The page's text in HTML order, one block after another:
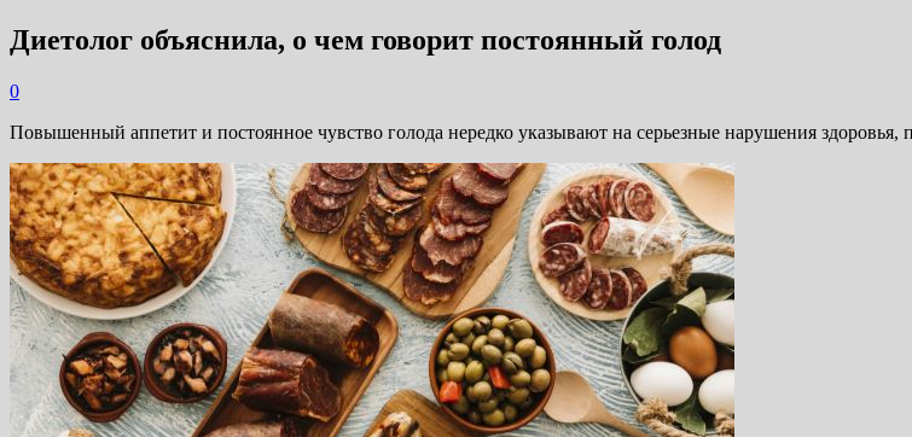
Диетолог объяснила, о чем говорит постоянный голод
0
Повышенный аппетит и постоянное чувство голода нередко указывают на серьезные нарушения здоровья,